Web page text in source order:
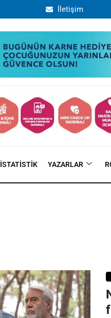
İletişim
İSTATISTIK YAZARLAR